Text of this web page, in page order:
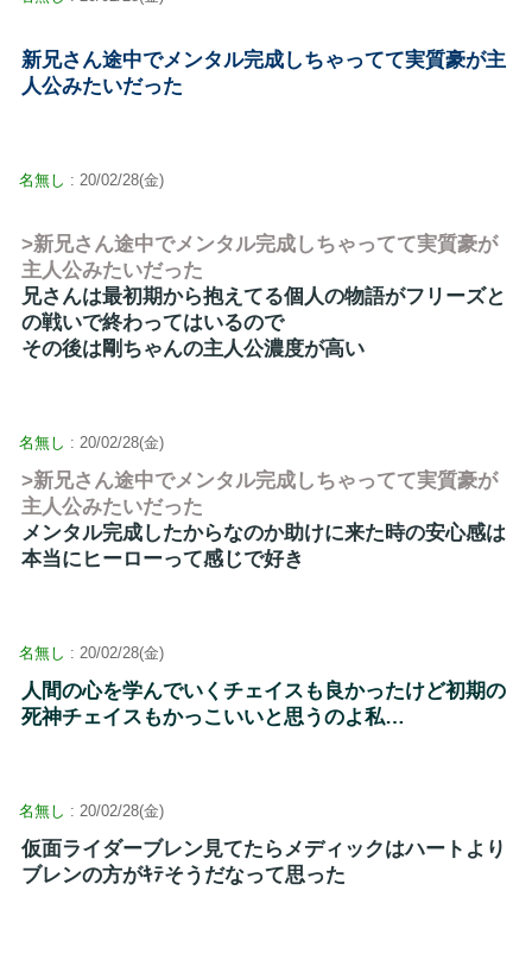
新兄さん途中でメンタル完成しちゃってて実質豪が主
人公みたいだった
名無し : 20/02/28(金)
>新兄さん途中でメンタル完成しちゃってて実質豪が
主人公みたいだった
兄さんは最初期から抱えてる個人の物語がフリーズと
の戦いで終わってはいるので
その後は剛ちゃんの主人公濃度が高い
名無し : 20/02/28(金)
>新兄さん途中でメンタル完成しちゃってて実質豪が
主人公みたいだった
メンタル完成したからなのか助けに来た時の安心感は
本当にヒーローって感じで好き
名無し : 20/02/28(金)
人間の心を学んでいくチェイスも良かったけど初期の
死神チェイスもかっこいいと思うのよ私…
名無し : 20/02/28(金)
仮面ライダーブレン見てたらメディックはハートより
ブレンの方がｷﾃそうだなって思った